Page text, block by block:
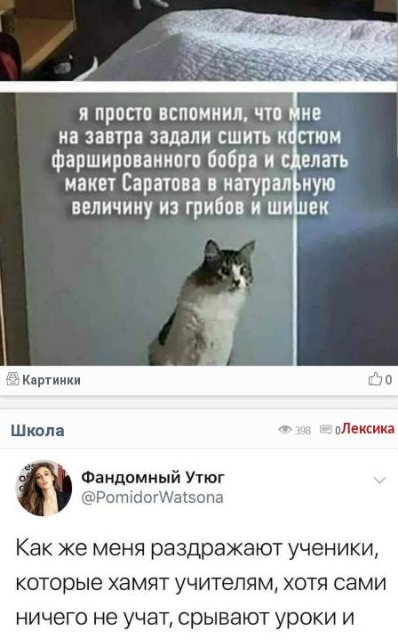
0
Картинки
Лексика
398 0
Школа